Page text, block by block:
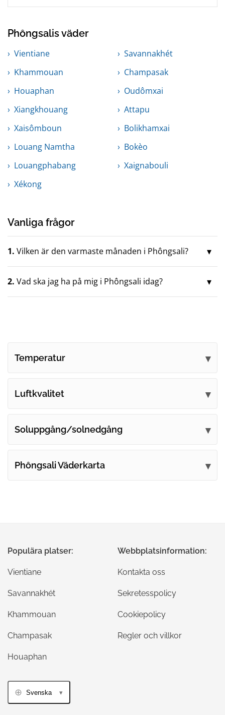
Phôngsalis väder
Vientiane
Savannakhét
Khammouan
Champasak
Houaphan
Oudômxai
Xiangkhouang
Attapu
Xaisômboun
Bolikhamxai
Louang Namtha
Bokèo
Louangphabang
Xaignabouli
Xékong
Vanliga frågor
1. Vilken är den varmaste månaden i Phôngsali?
2. Vad ska jag ha på mig i Phôngsali idag?
Temperatur
Luftkvalitet
Soluppgång/solnedgång
Phôngsali Väderkarta
Populära platser:
Vientiane
Savannakhét
Khammouan
Champasak
Houaphan
Webbplatsinformation:
Kontakta oss
Sekretesspolicy
Cookiepolicy
Regler och villkor
Svenska